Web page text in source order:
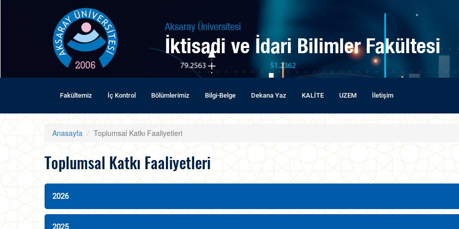
Aksaray Üniversitesi
İktisadi ve İdari Bilimler Fakültesi
Fakültemiz İç Kontrol Bölümlerimiz Bilgi-Belge Dekana Yaz KALİTE UZEM İletişim
Anasayfa Toplumsal Katkı Faaliyetleri
Toplumsal Katkı Faaliyetleri
2026
2025